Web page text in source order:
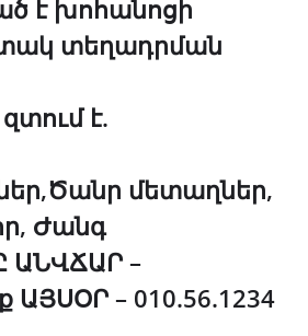
է խոհանոցի
տեղադրման
է.
մետաղներ,
Ժանգ
ԱՆՎՃԱՐ –
– 010.56.1234